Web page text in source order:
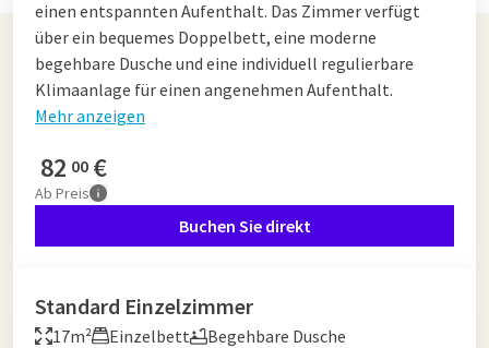
einen entspannten Aufenthalt. Das Zimmer verfügt
über ein bequemes Doppelbett, eine moderne
begehbare Dusche und eine individuell regulierbare
Klimaanlage für einen angenehmen Aufenthalt.
Mehr anzeigen
82 00 €
Ab Preis
Buchen Sie direkt
Standard Einzelzimmer
17m² Einzelbett
Begehbare Dusche